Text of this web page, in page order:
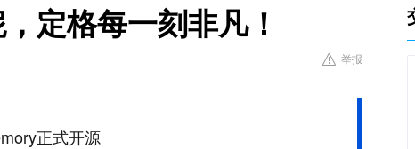
定格每一刻非凡！
举报
正式开源